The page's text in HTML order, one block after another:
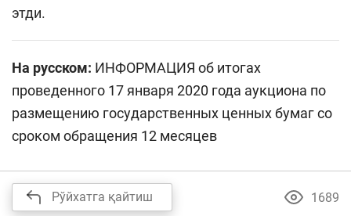
этди.
На русском: ИНФОРМАЦИЯ об итогах
проведенного 17 января 2020 года аукциона по
размещению государственных ценных бумаг со
сроком обращения 12 месяцев
Рўйхатга қайтиш 1689